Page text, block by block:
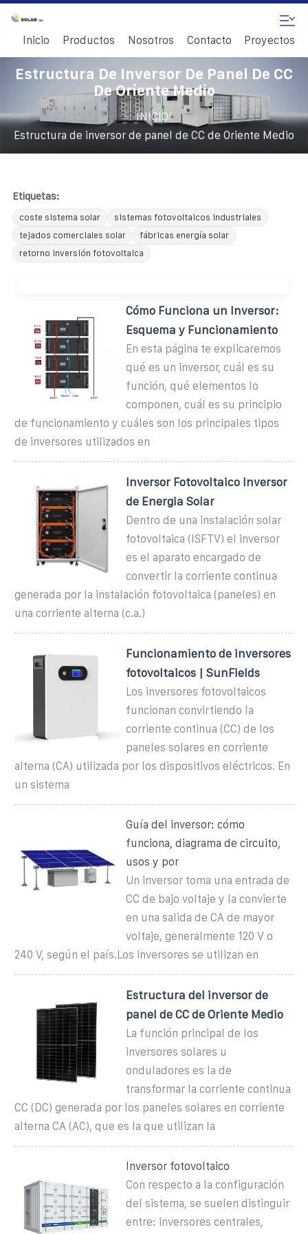
Inicio Productos Nosotros Contacto Proyectos
Estructura De Inversor De Panel De CC
De Oriente Medio
INICIO/
Estructura de inversor de panel de CC de Oriente Medio
Etiquetas:
coste sistema solar
sistemas fotovoltaicos industriales
tejados comerciales solar
fábricas energía solar
retorno inversión fotovoltaica
Cómo Funciona un Inversor:
Esquema y Funcionamiento
En esta página te explicaremos
qué es un inversor, cuál es su
función, qué elementos lo
componen, cuál es su principio
de funcionamiento y cuáles son los principales tipos
de inversores utilizados en
Inversor Fotovoltaico Inversor
de Energia Solar
Dentro de una instalación solar
fotovoltaica (ISFTV) el inversor
es el aparato encargado de
convertir la corriente continua
generada por la instalación fotovoltaica (paneles) en
una corriente alterna (c.a.)
Funcionamiento de inversores
fotovoltaicos | SunFields
Los inversores fotovoltaicos
funcionan convirtiendo la
corriente continua (CC) de los
paneles solares en corriente
alterna (CA) utilizada por los dispositivos eléctricos. En
un sistema
Guía del inversor: cómo
funciona, diagrama de circuito,
usos y por
Un inversor toma una entrada de
CC de bajo voltaje y la convierte
en una salida de CA de mayor
voltaje, generalmente 120 V o
240 V, según el país.Los inversores se utilizan en
Estructura del inversor de
panel de CC de Oriente Medio
La función principal de los
inversores solares u
onduladores es la de
transformar la corriente continua
CC (DC) generada por los paneles solares en corriente
alterna CA (AC), que es la que utilizan la
Inversor fotovoltaico
Con respecto a la configuración
del sistema, se suelen distinguir
entre: inversores centrales,